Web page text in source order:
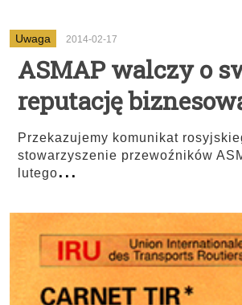
Uwaga 2014-02-17
ASMAP walczy o
reputację
Przekazujemy komunikat
stowarzyszenie przewoźników
lutego...